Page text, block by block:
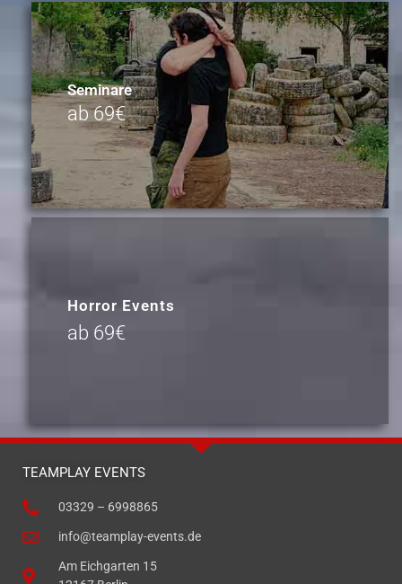
Seminare
ab 69€
Horror Events
ab 69€
TEAMPLAY EVENTS
03329 – 6998865
info@teamplay-events.de
Am Eichgarten 15